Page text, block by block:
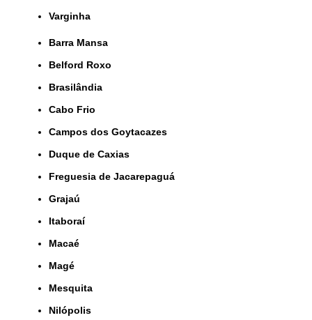
Varginha
Barra Mansa
Belford Roxo
Brasilândia
Cabo Frio
Campos dos Goytacazes
Duque de Caxias
Freguesia de Jacarepaguá
Grajaú
Itaboraí
Macaé
Magé
Mesquita
Nilópolis